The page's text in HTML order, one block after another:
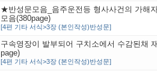
★반성문모음_음주운전등 형사사건의 가해
모음(380page)
[4편 기타 서식>3장 (본인작성)반성문]
구속영장이 발부되어 구치소에서 수감된채
page)
[4편 기타 서식>3장 (본인작성)반성문]